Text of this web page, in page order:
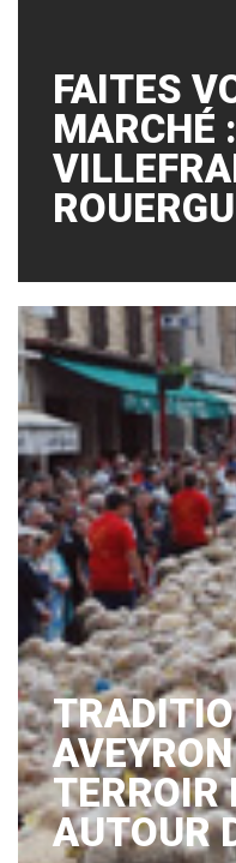
FAITES
MARCHÉ :
TERROIR
AUTOUR